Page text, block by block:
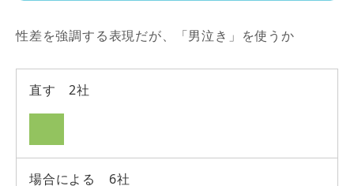
性差を強調する表現だが、「男泣き」を使うか
直す 2社
場合による 6社